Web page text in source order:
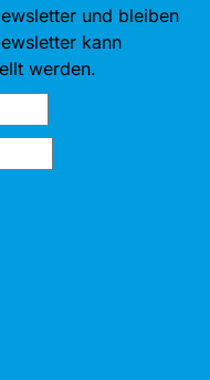
und bleiben
kann
werden.